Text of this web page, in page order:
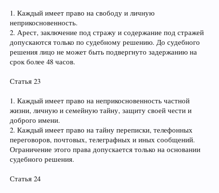
1. Каждый имеет право на свободу и личную
неприкосновенность.
2. Арест, заключение под стражу и содержание под стражей
допускаются только по судебному решению. До судебного
решения лицо не может быть подвергнуто задержанию на
срок более 48 часов.
Статья 23
1. Каждый имеет право на неприкосновенность частной
жизни, личную и семейную тайну, защиту своей чести и
доброго имени.
2. Каждый имеет право на тайну переписки, телефонных
переговоров, почтовых, телеграфных и иных сообщений.
Ограничение этого права допускается только на основании
судебного решения.
Статья 24